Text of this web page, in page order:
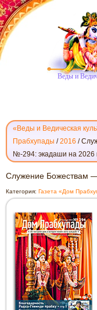
Веды и
«Веды и Ведическая
Прабхупады /2016 /
№-294: экадаши на 2026
СЛУЖЕНИЕ
БОЖЕСТВАМ
—
«ДОМ
ПРАБХУПАДЫ»
№-294
Служение Божествам
Категория: Газета «Дом